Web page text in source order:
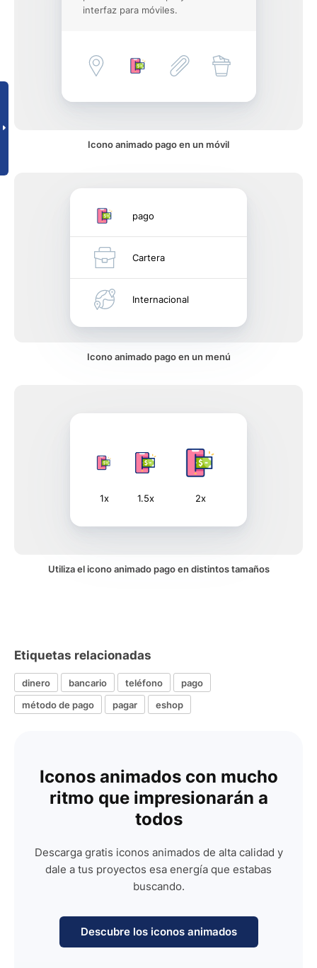
interfaz para móviles.
Icono animado pago en un móvil
pago
Cartera
Internacional
Icono animado pago en un menú
1x 1.5x 2x
Utiliza el icono animado pago en distintos tamaños
Etiquetas relacionadas
dinero bancario teléfono
pago
método de pago
pagar eshop
Iconos animados con mucho
ritmo que impresionarán a
todos
Descarga gratis iconos animados de alta calidad y
dale a tus proyectos esa energía que estabas
buscando.
Descubre los iconos animados